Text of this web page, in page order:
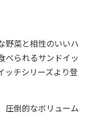
野菜と相性のいいハ
べられるサンドイッ
ッチシリーズより登
圧倒的なボリューム